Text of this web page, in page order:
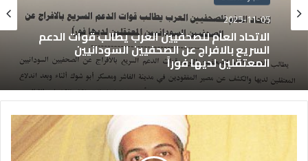
2025-11-05
الاتحاد العام للصحفيين العرب يطالب قوات الدعم
السريع بالافراج عن الصحفيين السودانيين
المعتقلين لديها فوراً